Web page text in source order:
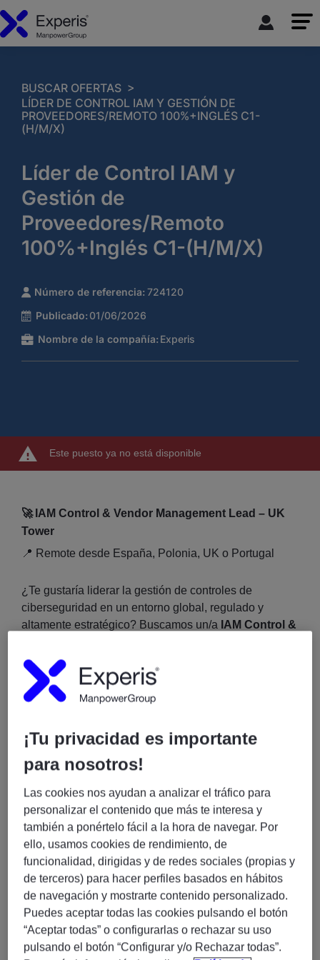
BUSCAR OFERTAS >
LÍDER DE CONTROL IAM Y GESTIÓN DE
PROVEEDORES/REMOTO 100%+INGLÉS C1-
(H/M/X)
Líder de Control IAM y
Gestión de
Proveedores/Remoto
100%+Inglés C1-(H/M/X)
Número de referencia: 724120
Publicado: 01/06/2026
Nombre de la compañía: Experis
Este puesto ya no está disponible
🚀 IAM Control & Vendor Management Lead – UK
Tower
📍 Remote desde España, Polonia, UK o Portugal
¿Te gustaría liderar la gestión de controles de
ciberseguridad en un entorno global, regulado y
altamente estratégico? Buscamos un/a IAM Control &
capacidad técnica y foco en mejora continua.
🌍
Serás una pieza clave en la gestión y evolución de los
controles deIdentity & Access Management (IAM)
garantizando el cumplimiento normativo y la eficiencia
estratégicos de ciberseguridad a nivel global.
🔑Responsabilidades principales
Liderar laejecución y supervisión de
controles IAMdentro del entorno operativo
Coordinar y liderar
auditorías internas y
externas , asegurando la calidad de las
evidencias
¡Tu privacidad es importante
para nosotros!
Las cookies nos ayudan a analizar el tráfico para
personalizar el contenido que más te interesa y
también a ponértelo fácil a la hora de navegar. Por
ello, usamos cookies de rendimiento, de
funcionalidad, dirigidas y de redes sociales (propias y
de terceros) para hacer perfiles basados en hábitos
de navegación y mostrarte contenido personalizado.
Puedes aceptar todas las cookies pulsando el botón
“Aceptar todas” o configurarlas o rechazar su uso
pulsando el botón “Configurar y/o Rechazar todas”.